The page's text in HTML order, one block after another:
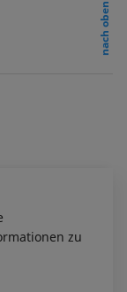
nach oben
zu